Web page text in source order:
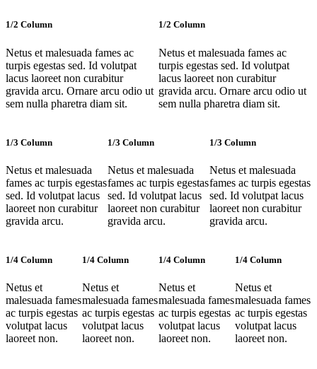
1/2 Column
Netus et malesuada fames ac
turpis egestas sed. Id volutpat
lacus laoreet non curabitur
gravida arcu. Ornare arcu odio ut
sem nulla pharetra diam sit.
1/2 Column
Netus et malesuada fames ac
turpis egestas sed. Id volutpat
lacus laoreet non curabitur
gravida arcu. Ornare arcu odio ut
sem nulla pharetra diam sit.
1/3 Column
Netus et malesuada
fames ac turpis egestas
sed. Id volutpat lacus
laoreet non curabitur
gravida arcu.
1/3 Column
Netus et malesuada
fames ac turpis egestas
sed. Id volutpat lacus
laoreet non curabitur
gravida arcu.
1/3 Column
Netus et malesuada
fames ac turpis egestas
sed. Id volutpat lacus
laoreet non curabitur
gravida arcu.
1/4 Column
Netus et
malesuada fames
ac turpis egestas
volutpat lacus
laoreet non.
1/4 Column
Netus et
malesuada fames
ac turpis egestas
volutpat lacus
laoreet non.
1/4 Column
Netus et
malesuada fames
ac turpis egestas
volutpat lacus
laoreet non.
1/4 Column
Netus et
malesuada fames
ac turpis egestas
volutpat lacus
laoreet non.